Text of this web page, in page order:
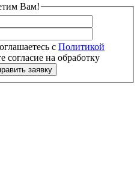
Вам!
Политикой